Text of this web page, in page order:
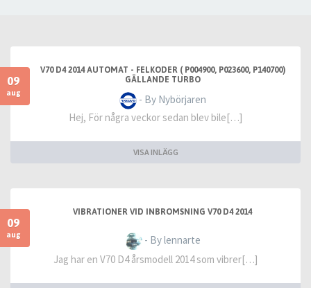
09
aug
V70 D4 2014 AUTOMAT - FELKODER ( P004900, P023600, P140700)
GÄLLANDE TURBO
- By Nybörjaren
Hej, För några veckor sedan blev bile[…]
VISA INLÄGG
09
aug
VIBRATIONER VID INBROMSNING V70 D4 2014
- By lennarte
Jag har en V70 D4 årsmodell 2014 som vibrer[…]